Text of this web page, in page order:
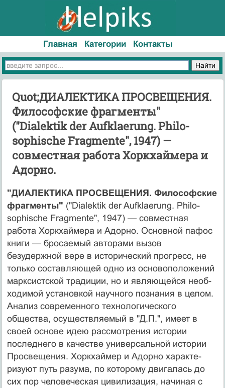
Главная Категории Контакты
Quot;ДИАЛЕКТИКА ПРОСВЕЩЕНИЯ.
Философ­ские фрагменты"
("Dialektik der Aufklaerung. Philo­
sophische Fragmente", 1947) —
совместная работа Хоркхаймера и
Адорно.
"ДИАЛЕКТИКА ПРОСВЕЩЕНИЯ. Философ­ские
фрагменты" ("Dialektik der Aufklaerung. Philo­
sophische Fragmente", 1947) — совместная
работа Хоркхаймера и Адорно. Основной пафос
книги — бросае­мый авторами вызов
безудержной вере в исторический прогресс, не
только составляющей одно из основополо­жений
марксистской традиции, но и являющейся необ­
ходимой установкой научного познания в целом.
Ана­лиз современного технологического
общества, осуще­ствляемый в "Д.П.", имеет в
своей основе идею рассмо­трения истории
последнего в качестве универсальной истории
Просвещения. Хоркхаймер и Адорно характе­
ризуют путь разума, по которому двигалась до
сих пор человеческая цивилизация, начиная с